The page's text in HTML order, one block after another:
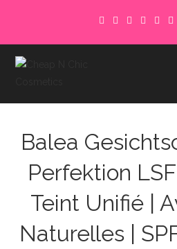
content
Balea
Perfektion LSF
Teint Unifié |
Naturelles |